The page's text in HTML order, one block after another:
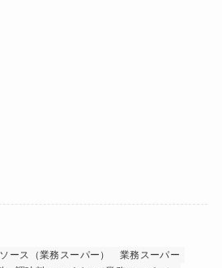
ース（業務スーパー）
業務スーパー